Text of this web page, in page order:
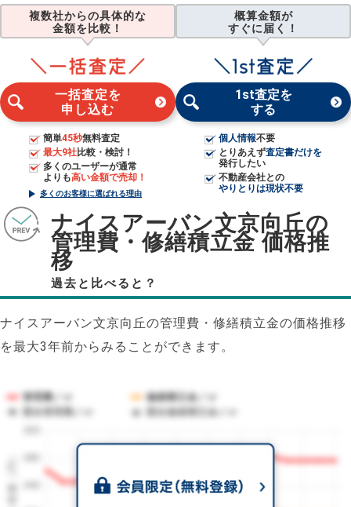
複数社からの具体的な
金額を比較！
一括査定を
申し込む
簡単45秒無料査定
最大9社比較・検討！
多くのユーザーが通常
よりも高い金額で売却！
多くのお客様に選ばれる理由
概算金額が
すぐに届く！
1st査定を
する
個人情報不要
とりあえず査定書だけを
発行したい
不動産会社との
やりとりは現状不要
ナイスアーバン文京向丘の
管理費・修繕積立金 価格推
移
過去と比べると？
ナイスアーバン文京向丘の管理費・修繕積立金の価格推移
を最大3年前からみることができます。
1㎡単価（円）
管理費／㎡
修繕積立金／㎡